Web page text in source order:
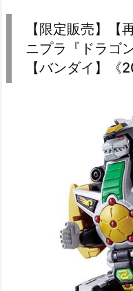
【限定販売】【
ニプラ『ドラゴ
【バンダイ】《